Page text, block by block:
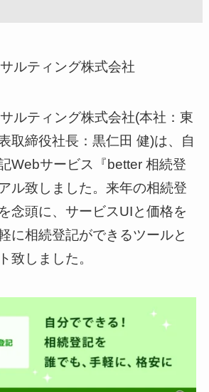
ルティング株式会社
ルティング株式会社(本社：東
取締役社長：黒仁田 健)は、自
Webサービス『better 相続登
ル致しました。来年の相続登
念頭に、サービスUIと価格を
に相続登記ができるツールと
致しました。